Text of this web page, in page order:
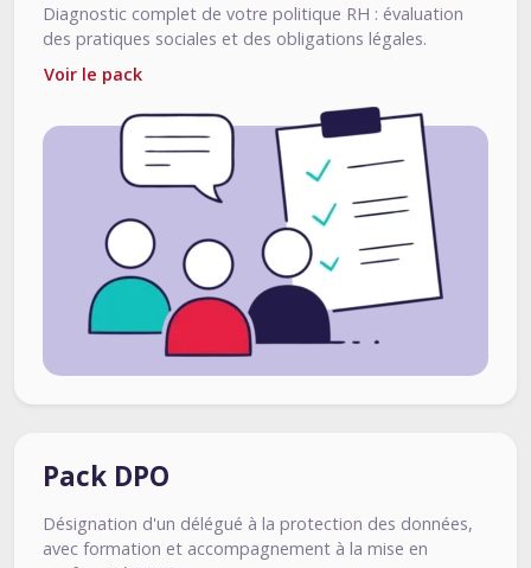
Diagnostic complet de votre politique RH : évaluation
des pratiques sociales et des obligations légales.
Voir le pack
Pack DPO
Désignation d'un délégué à la protection des données,
avec formation et accompagnement à la mise en